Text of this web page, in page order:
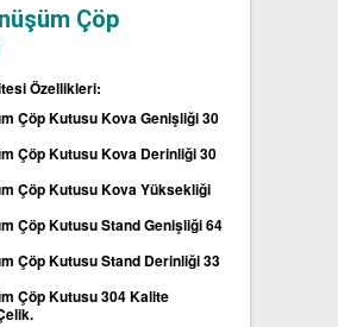
GERİ DÖNÜŞÜM
Çöp
Özellikleri:
Çöp Kutusu Kova Genişliği 30
Çöp Kutusu Kova Derinliği 30
Çöp Kutusu Kova Yüksekliği
Çöp Kutusu Stand Genişliği 64
Çöp Kutusu Stand Derinliği 33
Çöp Kutusu 304 Kalite